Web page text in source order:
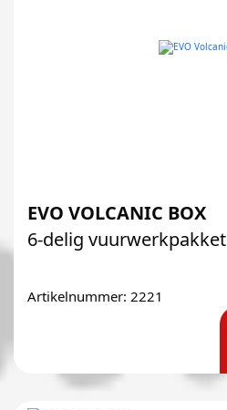
EVO VOLCANIC BOX
6-delig vuurwerkpakket
Artikelnummer: 2221